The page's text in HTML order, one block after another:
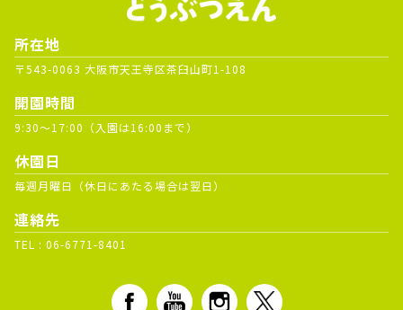
所在地
〒543-0063 大阪市天王寺区茶臼山町1-108
開園時間
9:30～17:00（入園は16:00まで）
休園日
毎週月曜日（休日にあたる場合は翌日）
連絡先
TEL : 06-6771-8401